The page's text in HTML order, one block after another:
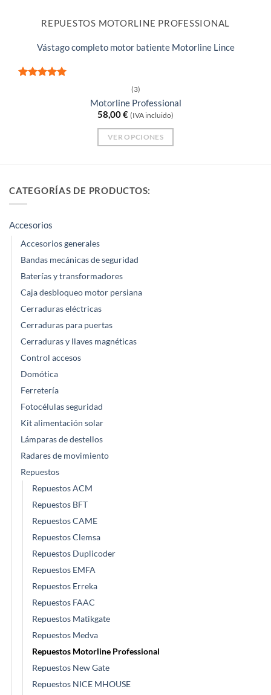
REPUESTOS MOTORLINE PROFESSIONAL
Vástago completo motor batiente Motorline Lince
(3)
Motorline Professional
58,00€ (IVA incluido)
VER OPCIONES
múltiples
en
de
CATEGORÍAS DE PRODUCTOS:
Accesorios
Accesorios generales
Bandas mecánicas de seguridad
Baterías y transformadores
Caja desbloqueo motor persiana
Cerraduras eléctricas
Cerraduras para puertas
Cerraduras y llaves magnéticas
Control accesos
Domótica
Ferretería
Fotocélulas seguridad
Kit alimentación solar
Lámparas de destellos
Radares de movimiento
Repuestos
Repuestos ACM
Repuestos BFT
Repuestos CAME
Repuestos Clemsa
Repuestos Duplicoder
Repuestos EMFA
Repuestos Erreka
Repuestos FAAC
Repuestos Matikgate
Repuestos Medva
Repuestos Motorline Professional
Repuestos New Gate
Repuestos NICE MHOUSE